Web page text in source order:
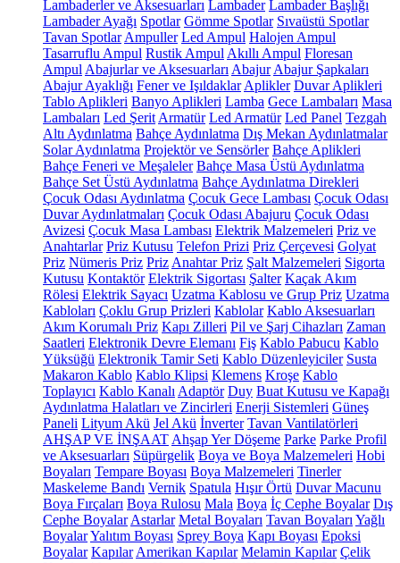
Lambaderler ve Aksesuarları Lambader Lambader Başlığı
Lambader Ayağı Spotlar Gömme Spotlar Sıvaüstü Spotlar
Tavan Spotlar Ampuller Led Ampul Halojen Ampul
Tasarruflu Ampul Rustik Ampul Akıllı Ampul Floresan
Ampul Abajurlar ve Aksesuarları Abajur Abajur Şapkaları
Abajur Ayaklığı Fener ve Işıldaklar Aplikler Duvar Aplikleri
Tablo Aplikleri Banyo Aplikleri Lamba Gece Lambaları Masa
Lambaları Led Şerit Armatür Led Armatür Led Panel Tezgah
Altı Aydınlatma Bahçe Aydınlatma Dış Mekan Aydınlatmalar
Solar Aydınlatma Projektör ve Sensörler Bahçe Aplikleri
Bahçe Feneri ve Meşaleler Bahçe Masa Üstü Aydınlatma
Bahçe Set Üstü Aydınlatma Bahçe Aydınlatma Direkleri
Çocuk Odası Aydınlatma Çocuk Gece Lambası Çocuk Odası
Duvar Aydınlatmaları Çocuk Odası Abajuru Çocuk Odası
Avizesi Çocuk Masa Lambası Elektrik Malzemeleri Priz ve
Anahtarlar Priz Kutusu Telefon Prizi Priz Çerçevesi Golyat
Priz Nümeris Priz Priz Anahtar Priz Şalt Malzemeleri Sigorta
Kutusu Kontaktör Elektrik Sigortası Şalter Kaçak Akım
Rölesi Elektrik Sayacı Uzatma Kablosu ve Grup Priz Uzatma
Kabloları Çoklu Grup Prizleri Kablolar Kablo Aksesuarları
Akım Korumalı Priz Kapı Zilleri Pil ve Şarj Cihazları Zaman
Saatleri Elektronik Devre Elemanı Fiş Kablo Pabucu Kablo
Yüksüğü Elektronik Tamir Seti Kablo Düzenleyiciler Susta
Makaron Kablo Kablo Klipsi Klemens Kroşe Kablo
Toplayıcı Kablo Kanalı Adaptör Duy Buat Kutusu ve Kapağı
Aydınlatma Halatları ve Zincirleri Enerji Sistemleri Güneş
Paneli Lityum Akü Jel Akü İnverter Tavan Vantilatörleri
AHŞAP VE İNŞAAT Ahşap Yer Döşeme Parke Parke Profil
ve Aksesuarları Süpürgelik Boya ve Boya Malzemeleri Hobi
Boyaları Tempare Boyası Boya Malzemeleri Tinerler
Maskeleme Bandı Vernik Spatula Hışır Örtü Duvar Macunu
Boya Fırçaları Boya Rulosu Mala Boya İç Cephe Boyalar Dış
Cephe Boyalar Astarlar Metal Boyaları Tavan Boyaları Yağlı
BoyalarYalıtım Boyası Sprey Boya Kapı Boyası Epoksi
Boyalar Kapılar Amerikan Kapılar Melamin Kapılar Çelik